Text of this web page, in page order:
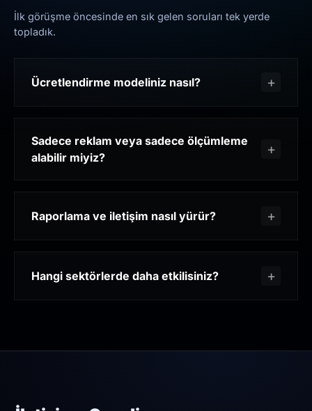
İlk görüşme öncesinde en sık gelen soruları tek yerde
topladık.
Ücretlendirme modeliniz nasıl?
Sadece reklam veya sadece ölçümleme
alabilir miyiz?
Raporlama ve iletişim nasıl yürür?
Hangi sektörlerde daha etkilisiniz?